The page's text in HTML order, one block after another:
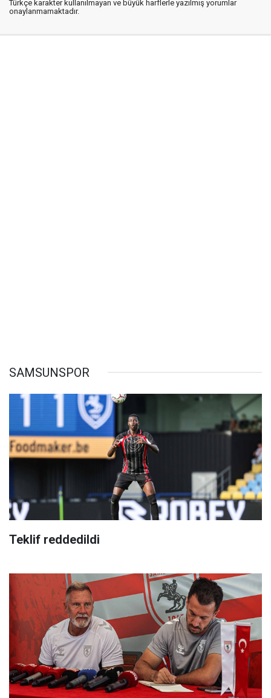
Türkçe karakter kullanılmayan ve büyük harflerle yazılmış yorumlar
onaylanmamaktadır.
SAMSUNSPOR
Teklif reddedildi